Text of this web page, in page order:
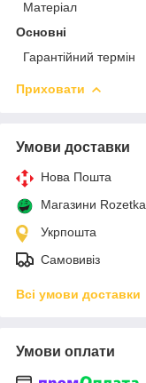
Матеріал
Основні
Гарантійний термін
Приховати
Умови доставки
Нова Пошта
Магазини Rozetka
Укрпошта
Самовивіз
Всі умови доставки
Умови оплати